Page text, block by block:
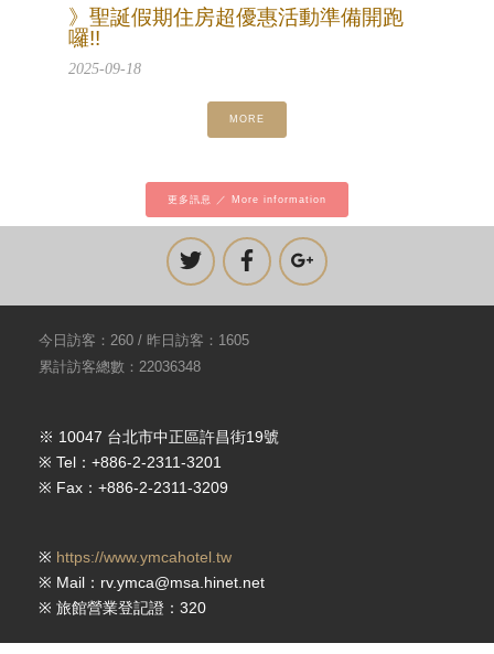
》聖誕假期住房超優惠活動準備開跑
囉!!
2025-09-18
MORE
更多訊息 ／ More information
今日訪客：260 / 昨日訪客：1605
累計訪客總數：22036348
※ 10047 台北市中正區許昌街19號
※ Tel：+886-2-2311-3201
※ Fax：+886-2-2311-3209
※ https://www.ymcahotel.tw
※ Mail：rv.ymca@msa.hinet.net
※ 旅館營業登記證：320